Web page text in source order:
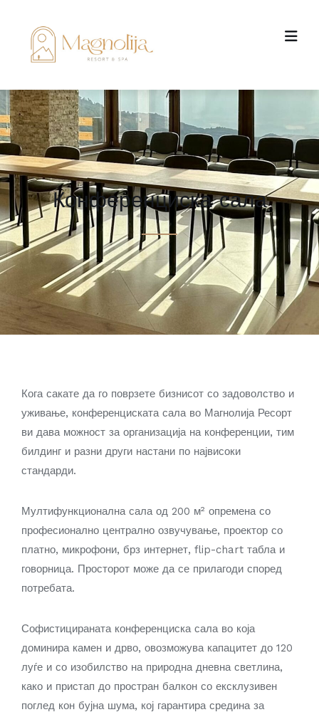
Конференциска сала
Кога сакате да го поврзете бизнисот со задоволство и
уживање, конференциската сала во Магнолија Ресорт
ви дава можност за организација на конференции, тим
билдинг и разни други настани по највисоки
стандарди.
Мултифункционална сала од 200 м² опремена со
професионално централно озвучување, проектор со
платно, микрофони, брз интернет, flip-chart табла и
говорница. Просторот може да се прилагоди според
потребата.
Софистицираната конференциска сала во која
доминира камен и дрво, овозможува капацитет до 120
луѓе и со изобилство на природна дневна светлина,
како и пристап до простран балкон со ексклузивен
поглед кон бујна шума, кој гарантира средина за